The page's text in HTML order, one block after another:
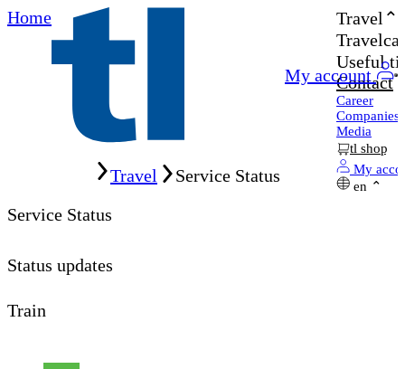
Home
My account
Travel
Useful
Contact
Career
Companies
Media
tl shop
My
en
Travel
Service Status
Service Status
Status updates
Train